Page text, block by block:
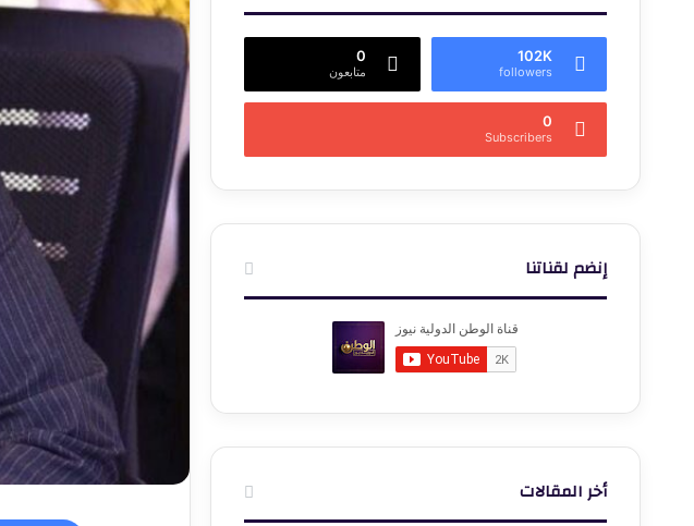
102K
followers
0
متابعون
0
Subscribers
إنضم لقناتنا
أخر المقالات